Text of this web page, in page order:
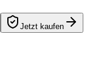
Jetzt kaufen